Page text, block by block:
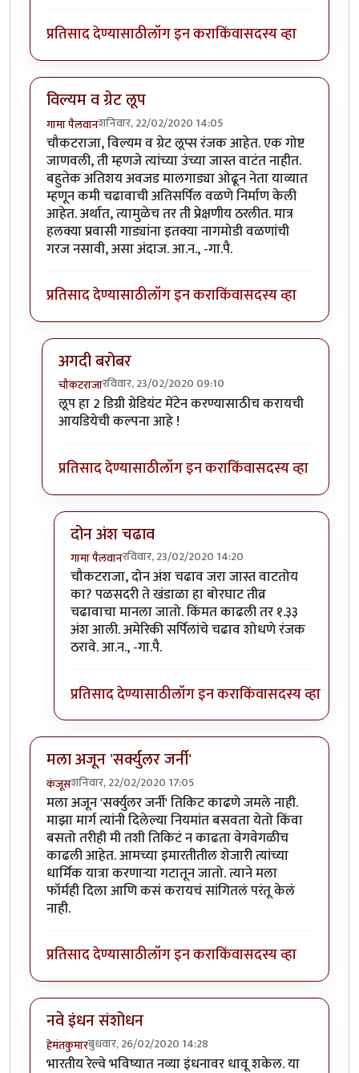
प्रतिसाद देण्यासाठीलॉग इन कराकिंवासदस्य व्हा
विल्यम व ग्रेट लूप
गामा पैलवानशनिवार, 22/02/2020 14:05
चौकटराजा, विल्यम व ग्रेट लूप्स रंजक आहेत. एक गोष्ट
जाणवली, ती म्हणजे त्यांच्या उंच्या जास्त वाटंत नाहीत.
बहुतेक अतिशय अवजड मालगाड्या ओढून नेता याव्यात
म्हणून कमी चढावाची अतिसर्पिल वळणे निर्माण केली
आहेत. अर्थात, त्यामुळेच तर ती प्रेक्षणीय ठरलीत. मात्र
हलक्या प्रवासी गाड्यांना इतक्या नागमोडी वळणांची
गरज नसावी, असा अंदाज. आ.न., -गा.पै.
प्रतिसाद देण्यासाठीलॉग इन कराकिंवासदस्य व्हा
अगदी बरोबर
चौकटराजारविवार, 23/02/2020 09:10
In reply toविल्यम व ग्रेट लूपbyगामा पैलवान
लूप हा 2 डिग्री ग्रेडियंट मेंटेन करण्यासाठीच करायची
आयडियेची कल्पना आहे !
प्रतिसाद देण्यासाठीलॉग इन कराकिंवासदस्य व्हा
दोन अंश चढाव
गामा पैलवानरविवार, 23/02/2020 14:20
In reply toअगदी बरोबरbyचौकटराजा
चौकटराजा, दोन अंश चढाव जरा जास्त वाटतोय
का? पळसदरी ते खंडाळा हा बोरघाट तीव्र
चढावाचा मानला जातो. किंमत काढली तर १.३३
अंश आली. अमेरिकी सर्पिलांचे चढाव शोधणे रंजक
ठरावे. आ.न., -गा.पै.
प्रतिसाद देण्यासाठीलॉग इन कराकिंवासदस्य व्हा
मला अजून 'सर्क्युलर जर्नी'
कंजूसशनिवार, 22/02/2020 17:05
मला अजून 'सर्क्युलर जर्नी' तिकिट काढणे जमले नाही.
माझा मार्ग त्यांनी दिलेल्या नियमांत बसवता येतो किंवा
बसतो तरीही मी तशी तिकिटं न काढता वेगवेगळीच
काढली आहेत. आमच्या इमारतीतील शेजारी त्यांच्या
धार्मिक यात्रा करणाऱ्या गटातून जातो. त्याने मला
फॉर्मही दिला आणि कसं करायचं सांगितलं परंतू केलं
नाही.
प्रतिसाद देण्यासाठीलॉग इन कराकिंवासदस्य व्हा
नवे इंधन संशोधन
हेमंतकुमारबुधवार, 26/02/2020 14:28
भारतीय रेल्वे भविष्यात नव्या इंधनावर धावू शकेल. या